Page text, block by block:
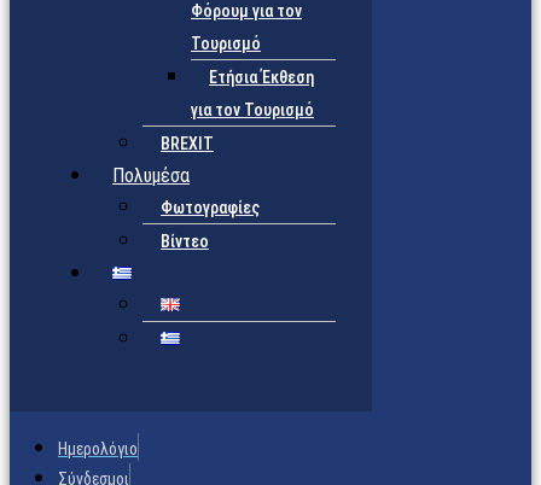
Φόρουμ για τον
Τουρισμό
Ετήσια Έκθεση
για τον Τουρισμό
BREXIT
Πολυμέσα
Φωτογραφίες
Βίντεο
Ημερολόγιο
Σύνδεσμοι